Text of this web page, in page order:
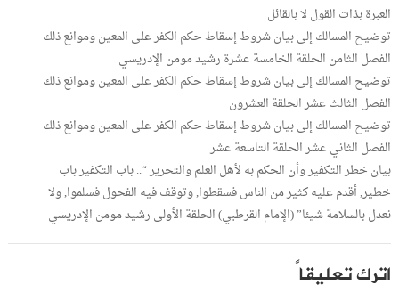
العبرة بذات القول لا بالقائل
توضيح المسالك إلى بيان شروط إسقاط حكم الكفر على المعين وموانع ذلك
الفصل الثامن الحلقة الخامسة عشرة رشيد مومن الإدريسي
توضيح المسالك إلى بيان شروط إسقاط حكم الكفر على المعين وموانع ذلك
الفصل الثالث عشر الحلقة العشرون
توضيح المسالك إلى بيان شروط إسقاط حكم الكفر على المعين وموانع ذلك
الفصل الثاني عشر الحلقة التاسعة عشر
بيان خطر التكفير وأن الحكم به لأهل العلم والتحرير “.. باب التكفير باب
خطير, أقدم عليه كثير من الناس فسقطوا, وتوقف فيه الفحول فسلموا, ولا
نعدل بالسلامة شيئا” (الإمام القرطبي) الحلقة الأولى رشيد مومن الإدريسي
اترك تعليقاً